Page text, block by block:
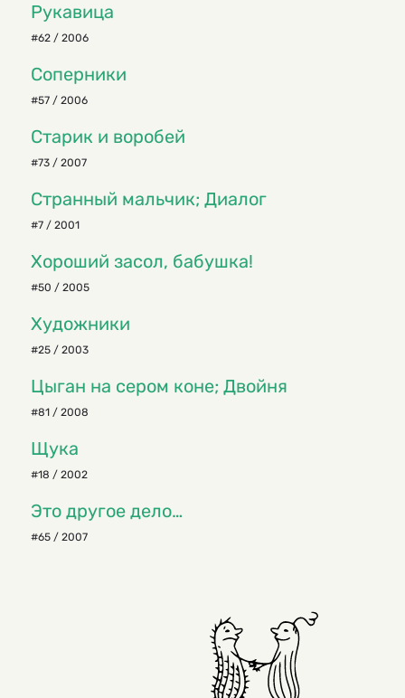
Рукавица
#62 / 2006
Соперники
#57 / 2006
Старик и воробей
#73 / 2007
Странный мальчик; Диалог
#7 / 2001
Хороший засол, бабушка!
#50 / 2005
Художники
#25 / 2003
Цыган на сером коне; Двойня
#81 / 2008
Щука
#18 / 2002
Это другое дело…
#65 / 2007